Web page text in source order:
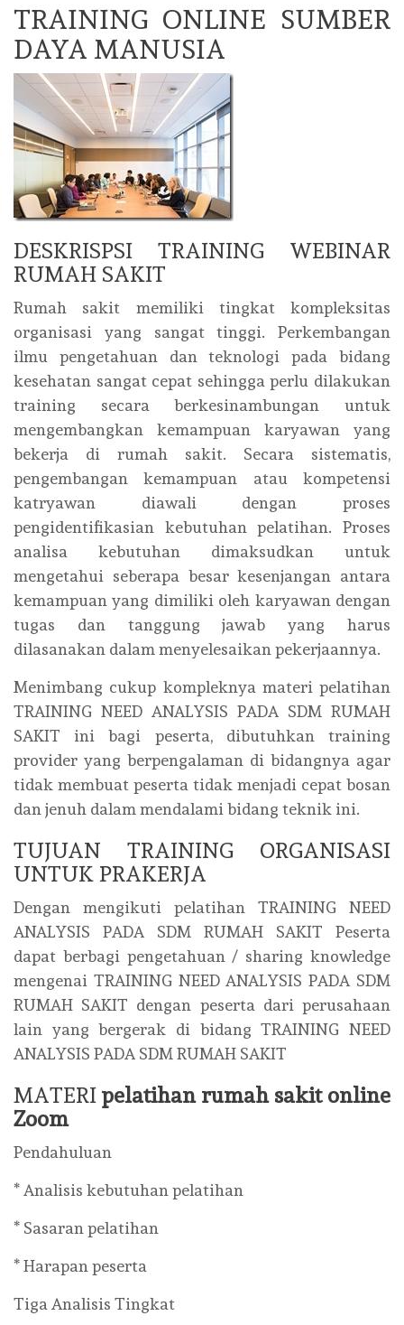
TRAINING ONLINE SUMBER
DAYA MANUSIA
DESKRISPSI TRAINING WEBINAR
RUMAH SAKIT
Rumah sakit memiliki tingkat kompleksitas
organisasi yang sangat tinggi. Perkembangan
ilmu pengetahuan dan teknologi pada bidang
kesehatan sangat cepat sehingga perlu dilakukan
training secara berkesinambungan untuk
mengembangkan kemampuan karyawan yang
bekerja di rumah sakit. Secara sistematis,
pengembangan kemampuan atau kompetensi
katryawan diawali dengan proses
pengidentifikasian kebutuhan pelatihan. Proses
analisa kebutuhan dimaksudkan untuk
mengetahui seberapa besar kesenjangan antara
kemampuan yang dimiliki oleh karyawan dengan
tugas dan tanggung jawab yang harus
dilasanakan dalam menyelesaikan pekerjaannya.
Menimbang cukup kompleknya materi pelatihan
TRAINING NEED ANALYSIS PADA SDM RUMAH
SAKIT ini bagi peserta, dibutuhkan training
provider yang berpengalaman di bidangnya agar
tidak membuat peserta tidak menjadi cepat bosan
dan jenuh dalam mendalami bidang teknik ini.
TUJUAN TRAINING ORGANISASI
UNTUK PRAKERJA
Dengan mengikuti pelatihan TRAINING NEED
ANALYSIS PADA SDM RUMAH SAKIT Peserta
dapat berbagi pengetahuan / sharing knowledge
mengenai TRAINING NEED ANALYSIS PADA SDM
RUMAH SAKIT dengan peserta dari perusahaan
lain yang bergerak di bidang TRAINING NEED
ANALYSIS PADA SDM RUMAH SAKIT
MATERI pelatihan rumah sakit online
Zoom
Pendahuluan
* Analisis kebutuhan pelatihan
* Sasaran pelatihan
* Harapan peserta
Tiga Analisis Tingkat